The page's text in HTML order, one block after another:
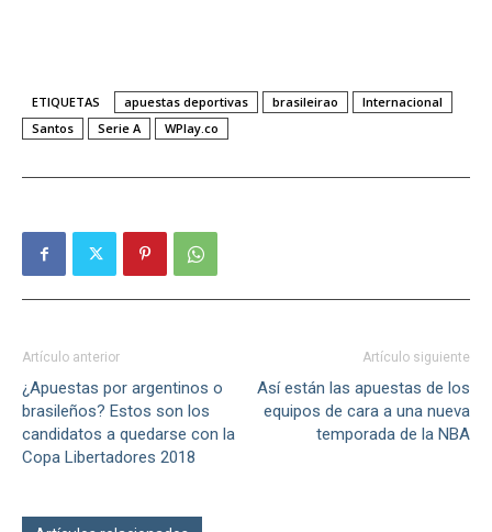
ETIQUETAS apuestas deportivas brasileirao
Internacional
Santos
Serie A WPlay.co
Artículo anterior
¿Apuestas por argentinos o
brasileños? Estos son los
candidatos a quedarse con la
Copa Libertadores 2018
Artículo siguiente
Así están las apuestas de los
equipos de cara a una nueva
temporada de la NBA